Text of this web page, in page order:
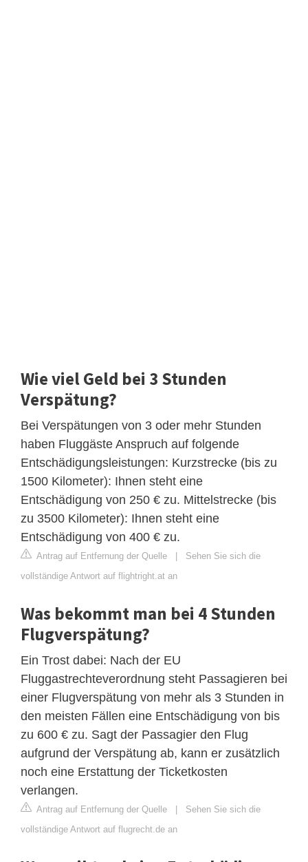
Wie viel Geld bei 3 Stunden
Verspätung?
Bei Verspätungen von 3 oder mehr Stunden
haben Fluggäste Anspruch auf folgende
Entschädigungsleistungen: Kurzstrecke (bis zu
1500 Kilometer): Ihnen steht eine
Entschädigung von 250 € zu. Mittelstrecke (bis
zu 3500 Kilometer): Ihnen steht eine
Entschädigung von 400 € zu.
Antrag auf Entfernung der Quelle | Sehen Sie sich die
vollständige Antwort auf flightright.at an
Was bekommt man bei 4 Stunden
Flugverspätung?
Ein Trost dabei: Nach der EU
Fluggastrechteverordnung steht Passagieren bei
einer Flugverspätung von mehr als 3 Stunden in
den meisten Fällen eine Entschädigung von bis
zu 600 € zu. Sagt der Passagier den Flug
aufgrund der Verspätung ab, kann er zusätzlich
noch eine Erstattung der Ticketkosten
verlangen.
Antrag auf Entfernung der Quelle | Sehen Sie sich die
vollständige Antwort auf flugrecht.de an